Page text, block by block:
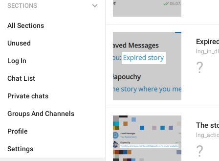
SECTIONS
All Sections
Unused
Log In
Chat List
Private chats
Groups And Channels
Profile
Settings
?
The
?